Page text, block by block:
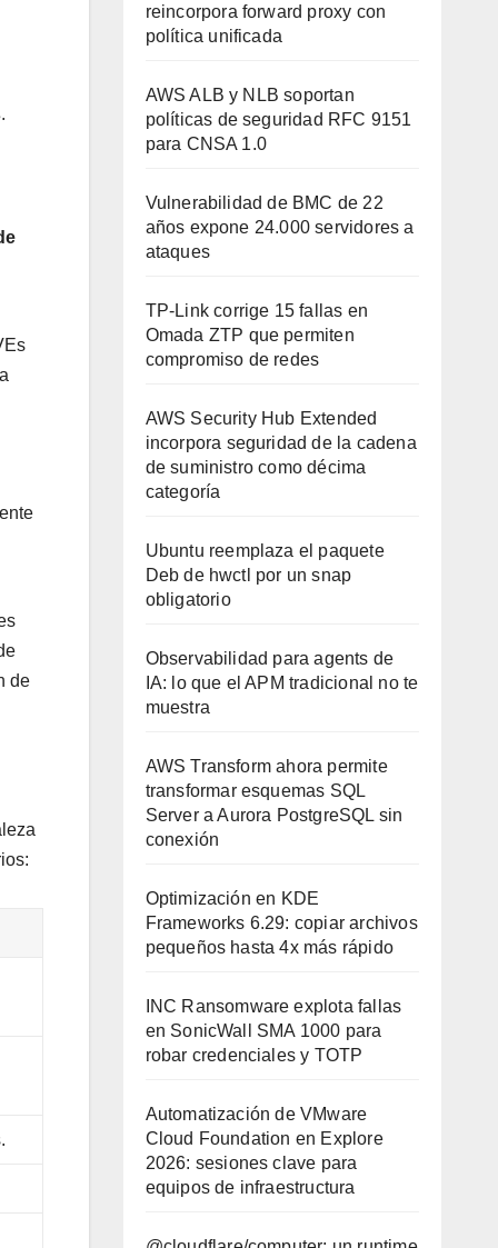
.
de
reincorpora forward proxy con
política unificada
AWS ALB y NLB soportan
políticas de seguridad RFC 9151
para CNSA 1.0
Vulnerabilidad de BMC de 22
años expone 24.000 servidores a
ataques
TP-Link corrige 15 fallas en
Omada ZTP que permiten
compromiso de redes
AWS Security Hub Extended
incorpora seguridad de la cadena
de suministro como décima
categoría
Ubuntu reemplaza el paquete
Deb de hwctl por un snap
obligatorio
Observabilidad para agents de
IA: lo que el APM tradicional no te
muestra
AWS Transform ahora permite
transformar esquemas SQL
Server a Aurora PostgreSQL sin
conexión
Optimización en KDE
Frameworks 6.29: copiar archivos
pequeños hasta 4x más rápido
INC Ransomware explota fallas
en SonicWall SMA 1000 para
robar credenciales y TOTP
Automatización de VMware
Cloud Foundation en Explore
2026: sesiones clave para
equipos de infraestructura